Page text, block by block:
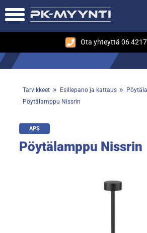
Ota yhteyttä 06
Tarvikkeet » Esillepano ja kattaus »
Pöytälamppu Nissrin
APS
Pöytälamppu Nissrin